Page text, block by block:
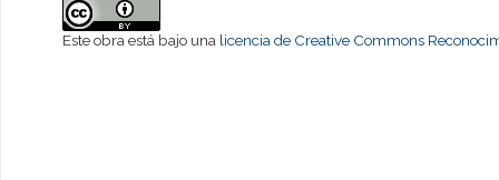
Este obra está bajo una licencia de Creative Commons